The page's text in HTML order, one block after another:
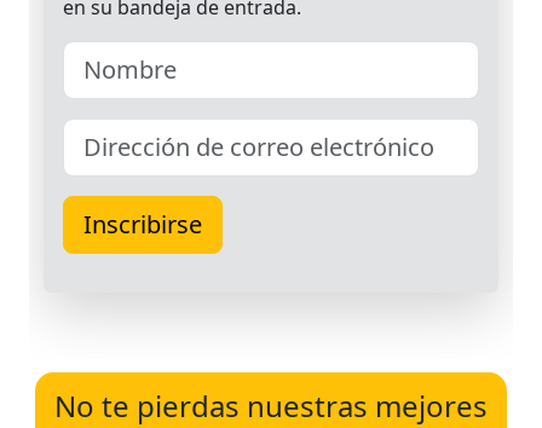
No te pierdas nuestras mejores